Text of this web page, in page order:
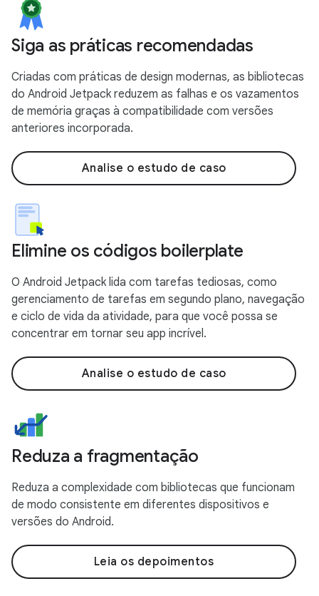
Siga as práticas recomendadas
Criadas com práticas de design modernas, as bibliotecas
do Android Jetpack reduzem as falhas e os vazamentos
de memória graças à compatibilidade com versões
anteriores incorporada.
Analise o estudo de caso
Elimine os códigos boilerplate
O Android Jetpack lida com tarefas tediosas, como
gerenciamento de tarefas em segundo plano, navegação
e ciclo de vida da atividade, para que você possa se
concentrar em tornar seu app incrível.
Analise o estudo de caso
Reduza a fragmentação
Reduza a complexidade com bibliotecas que funcionam
de modo consistente em diferentes dispositivos e
versões do Android.
Leia os depoimentos